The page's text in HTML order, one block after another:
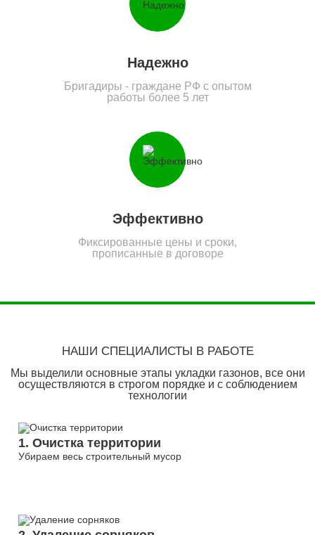
Надежно
Бригадиры - граждане РФ с опытом
работы более 5 лет
Эффективно
Фиксированные цены и сроки,
прописанные в договоре
НАШИ СПЕЦИАЛИСТЫ В РАБОТЕ
Мы выделили основные этапы укладки газонов, все они
осуществляются в строгом порядке и с соблюдением
технологии
1. Очистка территории
Убираем весь строительный мусор